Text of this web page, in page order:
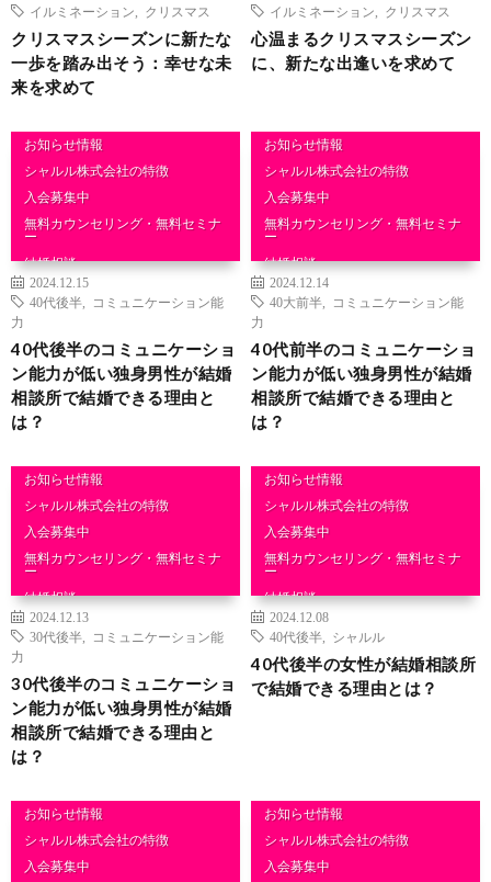
イルミネーション
クリスマス
クリスマスシーズンに新たな
一歩を踏み出そう：幸せな未
来を求めて
イルミネーション
クリスマス
心温まるクリスマスシーズン
に、新たな出逢いを求めて
お知らせ情報
シャルル株式会社の特徴
入会募集中
無料カウンセリング・無料セミナ
ー
結婚相談
2024.12.15
40代後半
コミュニケーション能
力
40代後半のコミュニケーショ
ン能力が低い独身男性が結婚
相談所で結婚できる理由と
は？
お知らせ情報
シャルル株式会社の特徴
入会募集中
無料カウンセリング・無料セミナ
ー
結婚相談
2024.12.14
40大前半
コミュニケーション能
力
40代前半のコミュニケーショ
ン能力が低い独身男性が結婚
相談所で結婚できる理由と
は？
お知らせ情報
シャルル株式会社の特徴
入会募集中
無料カウンセリング・無料セミナ
ー
結婚相談
2024.12.13
30代後半
コミュニケーション能
力
30代後半のコミュニケーショ
ン能力が低い独身男性が結婚
相談所で結婚できる理由と
は？
お知らせ情報
シャルル株式会社の特徴
入会募集中
無料カウンセリング・無料セミナ
ー
結婚相談
2024.12.08
40代後半
シャルル
40代後半の女性が結婚相談所
で結婚できる理由とは？
お知らせ情報
シャルル株式会社の特徴
入会募集中
お知らせ情報
シャルル株式会社の特徴
入会募集中